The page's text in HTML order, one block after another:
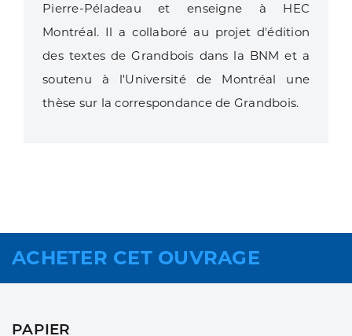
Pierre-Péladeau et enseigne à HEC
Montréal. Il a collaboré au projet d'édition
des textes de Grandbois dans la BNM et a
soutenu à l'Université de Montréal une
thèse sur la correspondance de Grandbois.
ACHETER CET OUVRAGE
PAPIER